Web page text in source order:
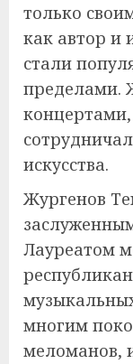
только
как автор и
стали
пределами.
искусства.
Жургенов
Лауреатом
многим
меломанов,